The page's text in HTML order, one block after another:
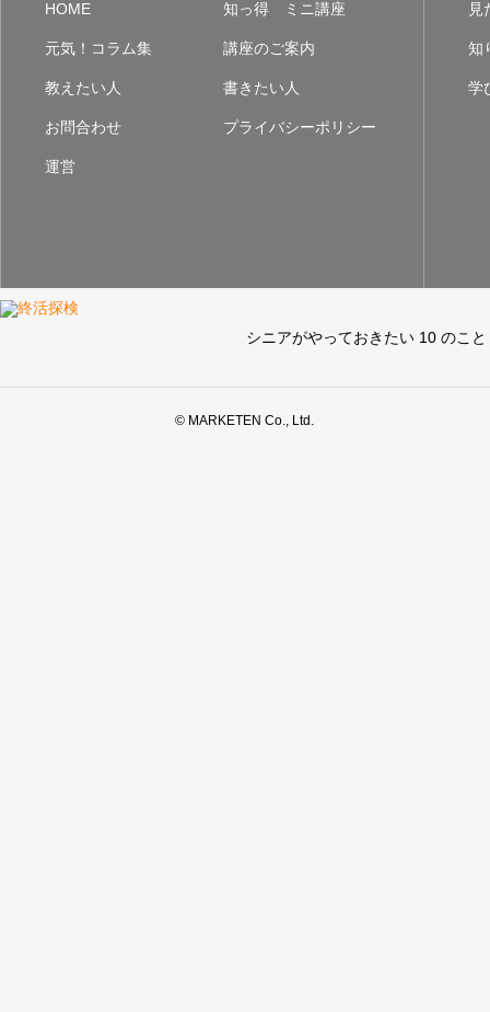
HOME 知っ得 ミニ講座
元気！コラム集 講座のご案内
教えたい人 書きたい人
お問合わせ プライバシーポリシー
運営
見
知
学
シニアがやっておきたい 10 のこと
© MARKETEN Co., Ltd.